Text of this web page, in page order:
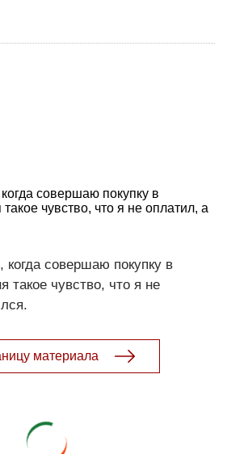
совершаю покупку в
чувство, что я не оплатил, а
совершаю покупку в
такое чувство, что я не
материала